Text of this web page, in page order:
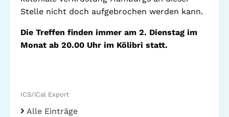
GWA St. Pauli e.V.
Hein-Köllisch-Platz 11 + 12, 20359 Hamburg
Telefon: (040) 319 36 23
Stelle nicht doch aufgebrochen werden kann.
Die Treffen finden immer am 2. Dienstag im
Monat ab 20.00 Uhr im Kölibri statt.
ICS/iCal Export
Alle Einträge